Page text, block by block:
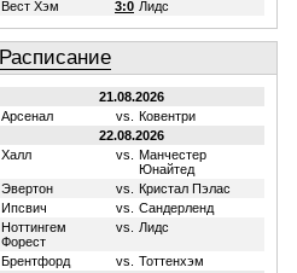
Вест Хэм
3:0 Лидс
Расписание
21.08.2026
Арсенал
vs.
Ковентри
22.08.2026
Халл
vs.
Манчестер
Юнайтед
Эвертон
vs.
Кристал Пэлас
Ипсвич
vs.
Сандерленд
Ноттингем
Форест
vs. Лидс
Брентфорд vs.
Тоттенхэм